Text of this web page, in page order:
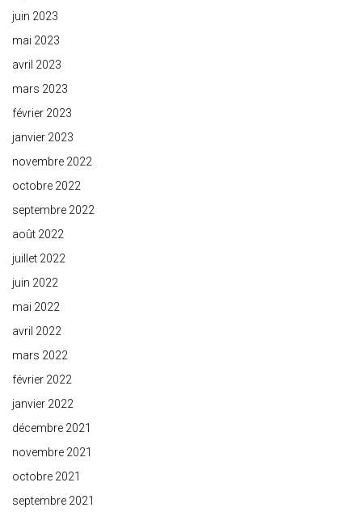
juin 2023
mai 2023
avril 2023
mars 2023
février 2023
janvier 2023
novembre 2022
octobre 2022
septembre 2022
août 2022
juillet 2022
juin 2022
mai 2022
avril 2022
mars 2022
février 2022
janvier 2022
décembre 2021
novembre 2021
octobre 2021
septembre 2021